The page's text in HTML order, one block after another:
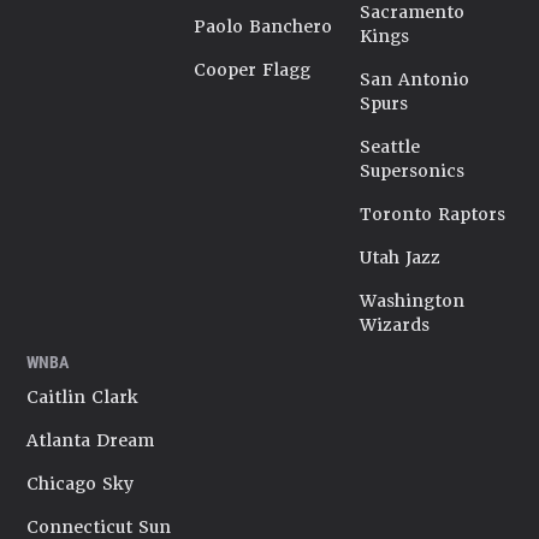
Paolo Banchero
Cooper Flagg
Sacramento
Kings
San Antonio
Spurs
Seattle
Supersonics
Toronto Raptors
Utah Jazz
Washington
Wizards
WNBA
Caitlin Clark
Atlanta Dream
Chicago Sky
Connecticut Sun